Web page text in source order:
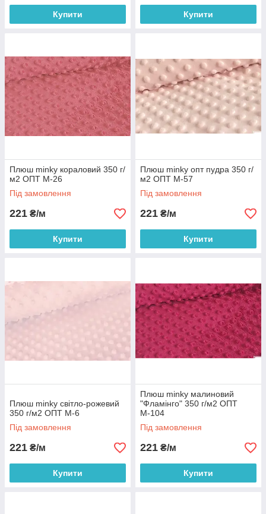
Купити Купити
Плюш minky кораловий 350 г/
м2 ОПТ М-26
Під замовлення
221 ₴/м
Купити
Плюш minky опт пудра 350 г/
м2 ОПТ М-57
Під замовлення
221 ₴/м
Купити
Плюш minky світло-рожевий
350 г/м2 ОПТ М-6
Під замовлення
221 ₴/м
Купити
Плюш minky малиновий
"Фламінго" 350 г/м2 ОПТ
М-104
Під замовлення
221 ₴/м
Купити